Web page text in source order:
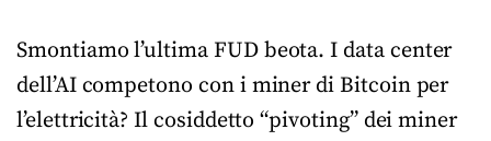
Smontiamo l’ultima FUD beota. I data center
dell’AI competono con i miner di Bitcoin per
l’elettricità? Il cosiddetto “pivoting” dei miner